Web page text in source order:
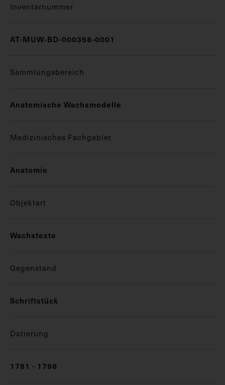
Inventarnummer
AT-MUW-BD-000358-0001
Sammlungsbereich
Anatomische Wachsmodelle
Medizinisches Fachgebiet
Anatomie
Objektart
Wachstexte
Gegenstand
Schriftstück
Datierung
1781 - 1786